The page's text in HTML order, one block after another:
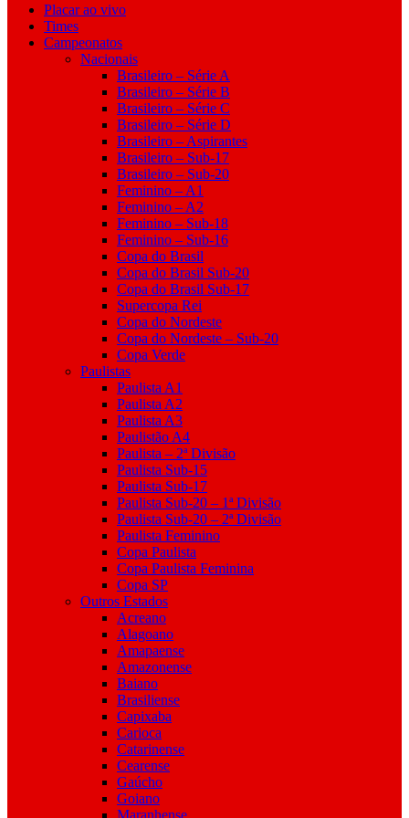
Placar ao vivo
Times
Campeonatos
Nacionais
Brasileiro – Série A
Brasileiro – Série B
Brasileiro – Série C
Brasileiro – Série D
Brasileiro – Aspirantes
Brasileiro – Sub-17
Brasileiro – Sub-20
Feminino – A1
Feminino – A2
Feminino – Sub-18
Feminino – Sub-16
Copa do Brasil
Copa do Brasil Sub-20
Copa do Brasil Sub-17
Supercopa Rei
Copa do Nordeste
Copa do Nordeste – Sub-20
Copa Verde
Paulistas
Paulista A1
Paulista A2
Paulista A3
Paulistão A4
Paulista – 2ª Divisão
Paulista Sub-15
Paulista Sub-17
Paulista Sub-20 – 1ª Divisão
Paulista Sub-20 – 2ª Divisão
Paulista Feminino
Copa Paulista
Copa Paulista Feminina
Copa SP
Outros Estados
Acreano
Alagoano
Amapaense
Amazonense
Baiano
Brasiliense
Capixaba
Carioca
Catarinense
Cearense
Gaúcho
Goiano
Maranhense